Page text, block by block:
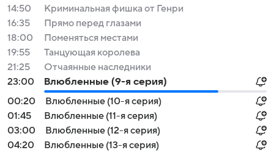
14:50
Криминальная фишка от Генри
16:35
Прямо перед глазами
18:00
Поменяться местами
19:55
Танцующая королева
21:25
Отчаянные наследники
23:00
Влюбленные (9-я серия)
00:20
Влюбленные (10-я серия)
01:45
Влюбленные (11-я серия)
03:00
Влюбленные (12-я серия)
04:20
Влюбленные (13-я серия)